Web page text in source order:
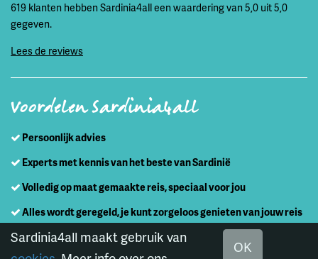
619 klanten hebben Sardinia4all een waardering van 5,0 uit 5,0
gegeven.
Lees de reviews
Voordelen Sardinia4all
Persoonlijk advies
Experts met kennis van het beste van Sardinië
Volledig op maat gemaakte reis, speciaal voor jou
Alles wordt geregeld, je kunt zorgeloos genieten van jouw reis
Sardinia4all maakt gebruik van
OK